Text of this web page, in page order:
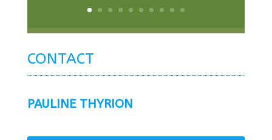
CONTACT
PAULINE THYRION